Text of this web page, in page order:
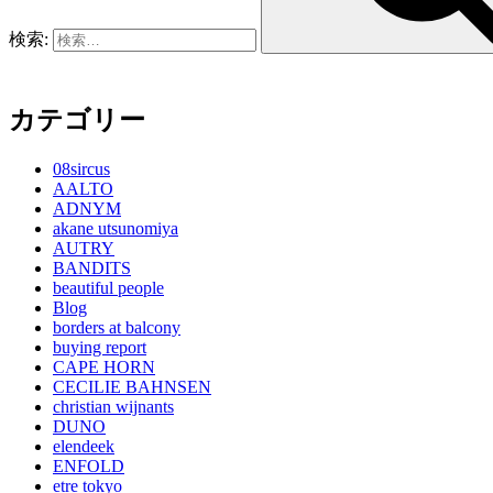
検索:
カテゴリー
08sircus
AALTO
ADNYM
akane utsunomiya
AUTRY
BANDITS
beautiful people
Blog
borders at balcony
buying report
CAPE HORN
CECILIE BAHNSEN
christian wijnants
DUNO
elendeek
ENFOLD
etre tokyo